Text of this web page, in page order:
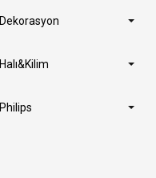
Dekorasyon
Halı&Kilim
Philips